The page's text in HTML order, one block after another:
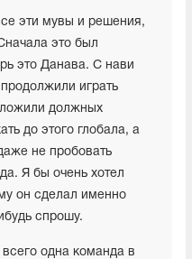
эти мувы и решения,
это был
это Данава. С нави
играть
должных
до этого глобала, а
не пробовать
Я бы очень хотел
он сделал именно
спрошу.
всего одна команда в